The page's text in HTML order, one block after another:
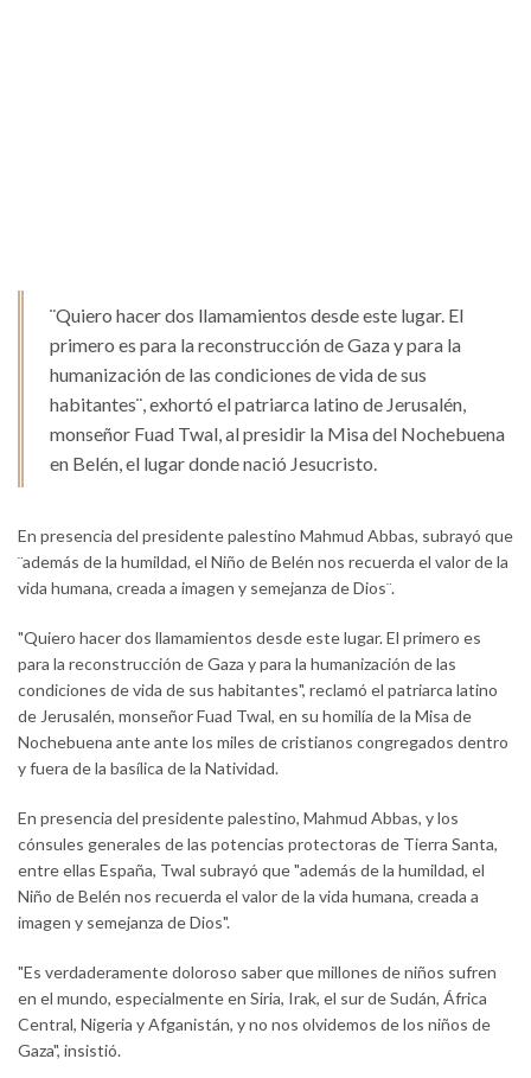
¨Quiero hacer dos llamamientos desde este lugar. El
primero es para la reconstrucción de Gaza y para la
humanización de las condiciones de vida de sus
habitantes¨, exhortó el patriarca latino de Jerusalén,
monseñor Fuad Twal, al presidir la Misa del Nochebuena
en Belén, el lugar donde nació Jesucristo.
En presencia del presidente palestino Mahmud Abbas, subrayó que
¨además de la humildad, el Niño de Belén nos recuerda el valor de la
vida humana, creada a imagen y semejanza de Dios¨.
"Quiero hacer dos llamamientos desde este lugar. El primero es
para la reconstrucción de Gaza y para la humanización de las
condiciones de vida de sus habitantes", reclamó el patriarca latino
de Jerusalén, monseñor Fuad Twal, en su homilía de la Misa de
Nochebuena ante ante los miles de cristianos congregados dentro
y fuera de la basílica de la Natividad.
En presencia del presidente palestino, Mahmud Abbas, y los
cónsules generales de las potencias protectoras de Tierra Santa,
entre ellas España, Twal subrayó que "además de la humildad, el
Niño de Belén nos recuerda el valor de la vida humana, creada a
imagen y semejanza de Dios".
"Es verdaderamente doloroso saber que millones de niños sufren
en el mundo, especialmente en Siria, Irak, el sur de Sudán, África
Central, Nigeria y Afganistán, y no nos olvidemos de los niños de
Gaza", insistió.